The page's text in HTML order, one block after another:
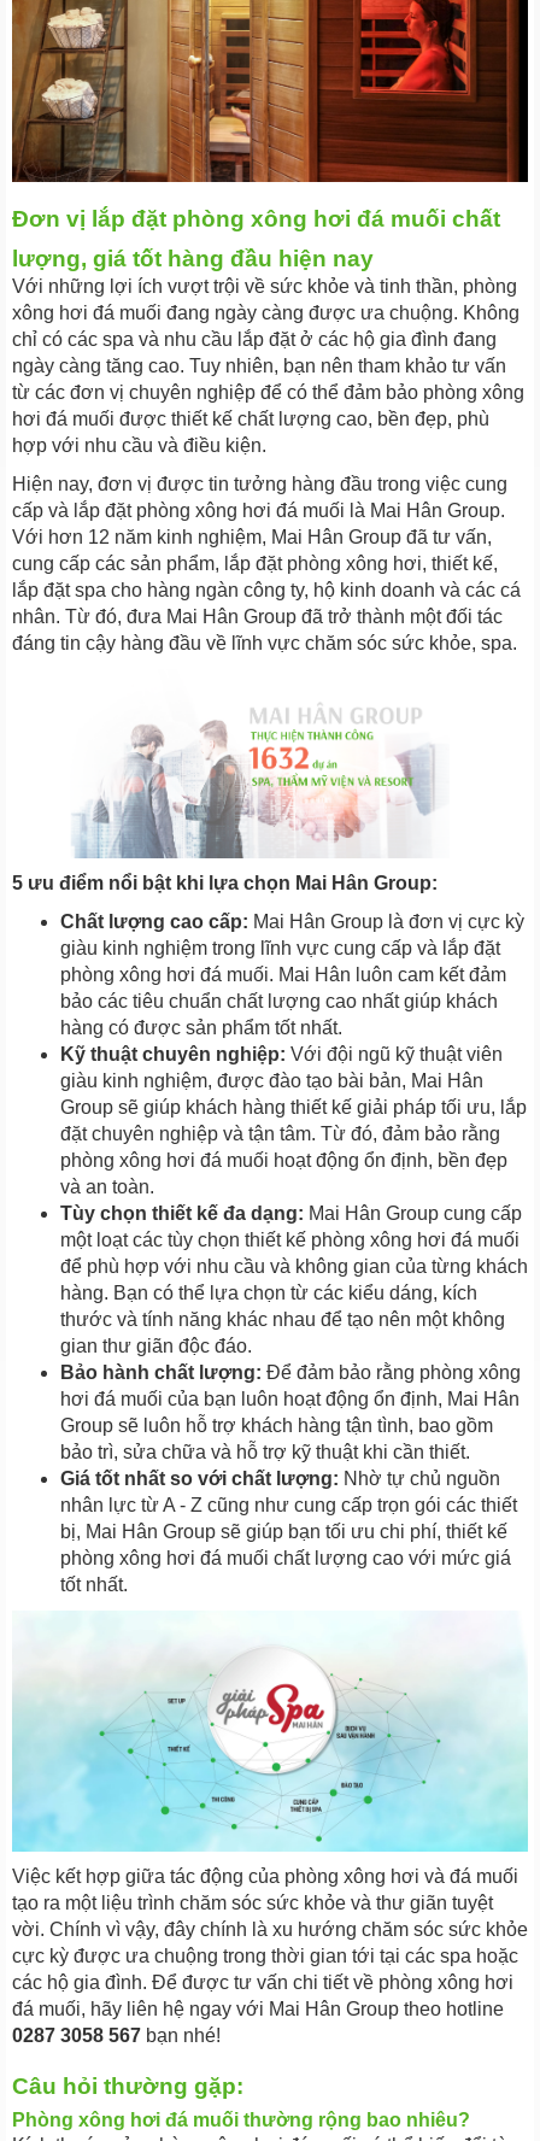
Đơn vị lắp đặt phòng xông hơi đá muối chất
lượng, giá tốt hàng đầu hiện nay
Với những lợi ích vượt trội về sức khỏe và tinh thần, phòng
xông hơi đá muối đang ngày càng được ưa chuộng. Không
chỉ có các spa và nhu cầu lắp đặt ở các hộ gia đình đang
ngày càng tăng cao. Tuy nhiên, bạn nên tham khảo tư vấn
từ các đơn vị chuyên nghiệp để có thể đảm bảo phòng xông
hơi đá muối được thiết kế chất lượng cao, bền đẹp, phù
hợp với nhu cầu và điều kiện.
Hiện nay, đơn vị được tin tưởng hàng đầu trong việc cung
cấp và lắp đặt phòng xông hơi đá muối là Mai Hân Group.
Với hơn 12 năm kinh nghiệm, Mai Hân Group đã tư vấn,
cung cấp các sản phẩm, lắp đặt phòng xông hơi, thiết kế,
lắp đặt spa cho hàng ngàn công ty, hộ kinh doanh và các cá
nhân. Từ đó, đưa Mai Hân Group đã trở thành một đối tác
đáng tin cậy hàng đầu về lĩnh vực chăm sóc sức khỏe, spa.
5 ưu điểm nổi bật khi lựa chọn Mai Hân Group:
Chất lượng cao cấp: Mai Hân Group là đơn vị cực kỳ
giàu kinh nghiệm trong lĩnh vực cung cấp và lắp đặt
phòng xông hơi đá muối. Mai Hân luôn cam kết đảm
bảo các tiêu chuẩn chất lượng cao nhất giúp khách
hàng có được sản phẩm tốt nhất.
Kỹ thuật chuyên nghiệp: Với đội ngũ kỹ thuật viên
giàu kinh nghiệm, được đào tạo bài bản, Mai Hân
Group sẽ giúp khách hàng thiết kế giải pháp tối ưu, lắp
đặt chuyên nghiệp và tận tâm. Từ đó, đảm bảo rằng
phòng xông hơi đá muối hoạt động ổn định, bền đẹp
và an toàn.
Tùy chọn thiết kế đa dạng: Mai Hân Group cung cấp
một loạt các tùy chọn thiết kế phòng xông hơi đá muối
để phù hợp với nhu cầu và không gian của từng khách
hàng. Bạn có thể lựa chọn từ các kiểu dáng, kích
thước và tính năng khác nhau để tạo nên một không
gian thư giãn độc đáo.
Bảo hành chất lượng: Để đảm bảo rằng phòng xông
hơi đá muối của bạn luôn hoạt động ổn định, Mai Hân
Group sẽ luôn hỗ trợ khách hàng tận tình, bao gồm
bảo trì, sửa chữa và hỗ trợ kỹ thuật khi cần thiết.
Giá tốt nhất so với chất lượng: Nhờ tự chủ nguồn
nhân lực từ A - Z cũng như cung cấp trọn gói các thiết
bị, Mai Hân Group sẽ giúp bạn tối ưu chi phí, thiết kế
phòng xông hơi đá muối chất lượng cao với mức giá
tốt nhất.
Việc kết hợp giữa tác động của phòng xông hơi và đá muối
tạo ra một liệu trình chăm sóc sức khỏe và thư giãn tuyệt
vời. Chính vì vậy, đây chính là xu hướng chăm sóc sức khỏe
cực kỳ được ưa chuộng trong thời gian tới tại các spa hoặc
các hộ gia đình. Để được tư vấn chi tiết về phòng xông hơi
đá muối, hãy liên hệ ngay với Mai Hân Group theo hotline
0287 3058 567 bạn nhé!
Câu hỏi thường gặp:
Phòng xông hơi đá muối thường rộng bao nhiêu?